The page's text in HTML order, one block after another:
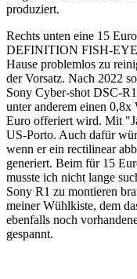
produziert.
Rechts unten eine 15
DEFINITION FISH-
Hause problemlos zu
der Vorsatz. Nach 2022
Sony Cyber-shot DSC-
unter anderem einen
Euro offeriert wird. Mit
US-Porto. Auch dafür
wenn er ein rectilinear
generiert. Beim für 15
musste ich nicht lange
Sony R1 zu montieren
meiner Wühlkiste, dem
ebenfalls noch
gespannt.